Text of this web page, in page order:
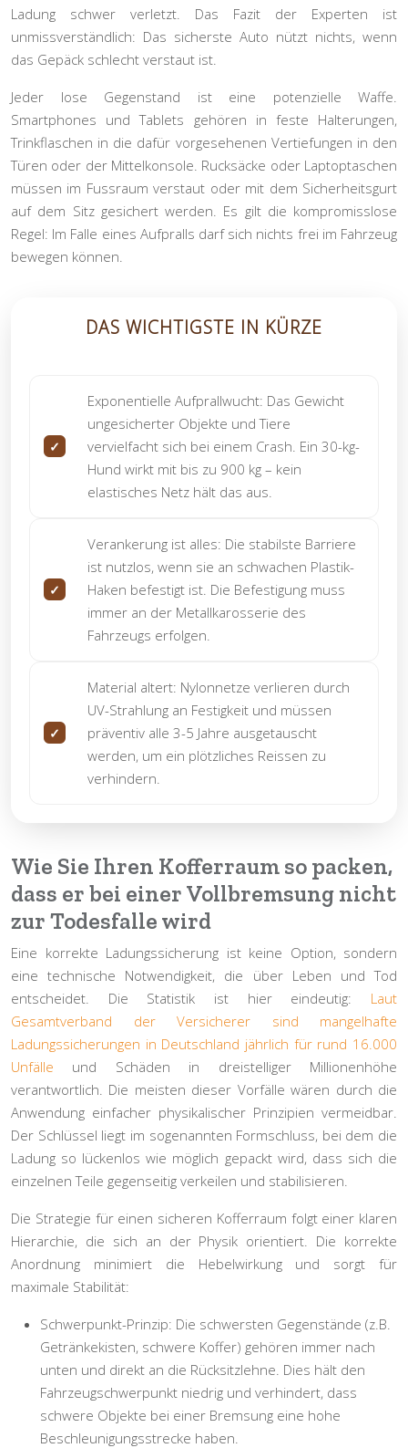
Ladung schwer verletzt. Das Fazit der Experten ist
unmissverständlich: Das sicherste Auto nützt nichts, wenn
das Gepäck schlecht verstaut ist.
Jeder lose Gegenstand ist eine potenzielle Waffe.
Smartphones und Tablets gehören in feste Halterungen,
Trinkflaschen in die dafür vorgesehenen Vertiefungen in den
Türen oder der Mittelkonsole. Rucksäcke oder Laptoptaschen
müssen im Fussraum verstaut oder mit dem Sicherheitsgurt
auf dem Sitz gesichert werden. Es gilt die kompromisslose
Regel: Im Falle eines Aufpralls darf sich nichts frei im Fahrzeug
bewegen können.
DAS WICHTIGSTE IN KÜRZE
Exponentielle Aufprallwucht: Das Gewicht
ungesicherter Objekte und Tiere
vervielfacht sich bei einem Crash. Ein 30-kg-
Hund wirkt mit bis zu 900 kg – kein
elastisches Netz hält das aus.
Verankerung ist alles: Die stabilste Barriere
ist nutzlos, wenn sie an schwachen Plastik-
Haken befestigt ist. Die Befestigung muss
immer an der Metallkarosserie des
Fahrzeugs erfolgen.
Material altert: Nylonnetze verlieren durch
UV-Strahlung an Festigkeit und müssen
präventiv alle 3-5 Jahre ausgetauscht
werden, um ein plötzliches Reissen zu
verhindern.
Wie Sie Ihren Kofferraum so packen,
dass er bei einer Vollbremsung nicht
zur Todesfalle wird
Eine korrekte Ladungssicherung ist keine Option, sondern
eine technische Notwendigkeit, die über Leben und Tod
entscheidet. Die Statistik ist hier eindeutig: Laut
Gesamtverband der Versicherer sind mangelhafte
Ladungssicherungen in Deutschland jährlich für rund 16.000
Unfälle und Schäden in dreistelliger Millionenhöhe
verantwortlich. Die meisten dieser Vorfälle wären durch die
Anwendung einfacher physikalischer Prinzipien vermeidbar.
Der Schlüssel liegt im sogenannten Formschluss, bei dem die
Ladung so lückenlos wie möglich gepackt wird, dass sich die
einzelnen Teile gegenseitig verkeilen und stabilisieren.
Die Strategie für einen sicheren Kofferraum folgt einer klaren
Hierarchie, die sich an der Physik orientiert. Die korrekte
Anordnung minimiert die Hebelwirkung und sorgt für
maximale Stabilität:
Schwerpunkt-Prinzip: Die schwersten Gegenstände (z.B.
Getränkekisten, schwere Koffer) gehören immer nach
unten und direkt an die Rücksitzlehne. Dies hält den
Fahrzeugschwerpunkt niedrig und verhindert, dass
schwere Objekte bei einer Bremsung eine hohe
Beschleunigungsstrecke haben.